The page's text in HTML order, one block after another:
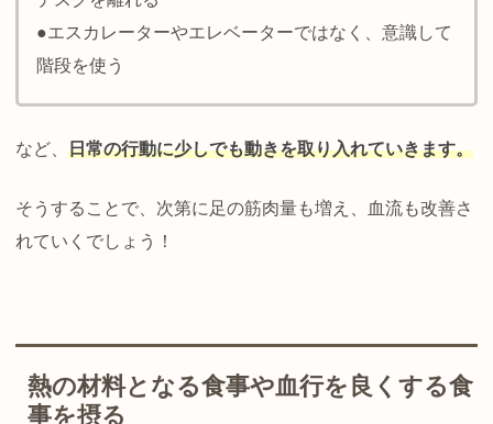
●エスカレーターやエレベーターではなく、意識して
階段を使う
など、 日常の行動に少しでも動きを取り入れていきます。
そうすることで、次第に足の筋肉量も増え、血流も改善さ
れていくでしょう！
熱の材料となる食事や血行を良くする食
事を摂る